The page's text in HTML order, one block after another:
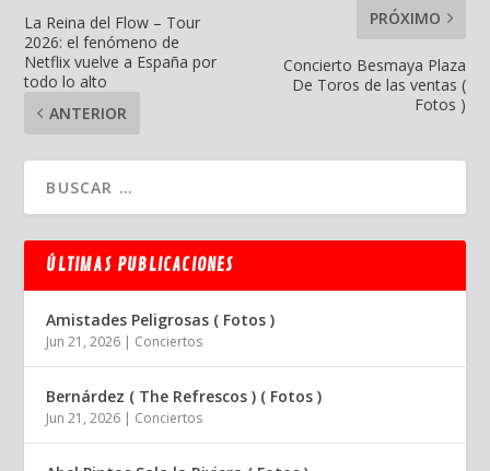
La Reina del Flow – Tour
2026: el fenómeno de
Netflix vuelve a España por
todo lo alto
ANTERIOR
PRÓXIMO
Concierto Besmaya Plaza
De Toros de las ventas (
Fotos )
ÚLTIMAS PUBLICACIONES
Amistades Peligrosas ( Fotos )
Jun 21, 2026 | Conciertos
Bernárdez ( The Refrescos ) ( Fotos )
Jun 21, 2026 | Conciertos